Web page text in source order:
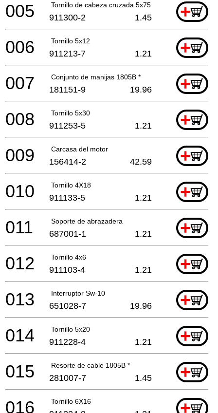
Tornillo de cabeza cruzada 5x75 +
005 911300-2 1.45
Tornillo 5x12 +
006 911213-7 1.21
Conjunto de manijas 1805B * +
007 181151-9 19.96
Tornillo 5x30 +
008 911253-5 1.21
Carcasa del motor +
009 156414-2 42.59
Tornillo 4X18 +
010 911133-5 1.21
Soporte de abrazadera +
011 687001-1 1.21
Tornillo 4x6 +
012 911103-4 1.21
Interruptor Sw-10 +
013 651028-7 19.96
Tornillo 5x20 +
014 911228-4 1.21
Resorte de cable 1805B * +
015 281007-7 1.45
Tornillo 6X16 +
016